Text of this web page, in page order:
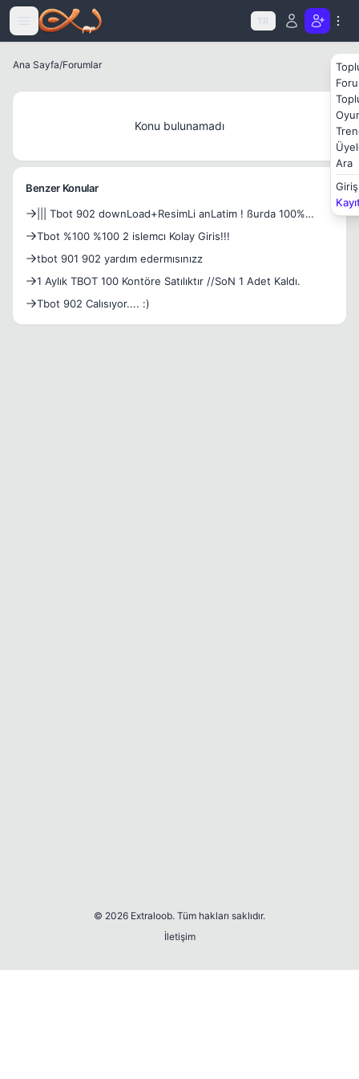
Icerige atla
TR
Ara
Giriş
Ana Sayfa/Forumlar
Konu bulunamadı
Benzer Konular
||| Tbot 902 downLoad+ResimLi anLatim ! ßurda 100%
caLisiyor
Tbot %100 %100 2 islemcı Kolay Giris!!!
tbot 901 902 yardım edermısınızz
1 Aylık TBOT 100 Kontöre Satılıktır //SoN 1 Adet Kaldı.
Tbot 902 Calısıyor.... :)
© 2026 Extraloob. Tüm hakları saklıdır.
İletişim